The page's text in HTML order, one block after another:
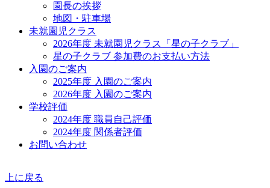
園長の挨拶
地図・駐車場
未就園児クラス
2026年度 未就園児クラス「星の子クラブ」
星の子クラブ 参加費のお支払い方法
入園のご案内
2025年度 入園のご案内
2026年度 入園のご案内
学校評価
2024年度 職員自己評価
2024年度 関係者評価
お問い合わせ
上に戻る